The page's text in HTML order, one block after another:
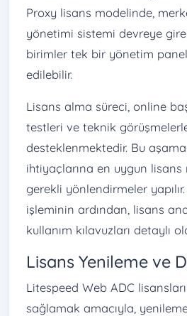
Proxy lisans modelinde,
yönetimi sistemi devreye
birimler tek bir yönetim
edilebilir.
Lisans alma süreci, online
testleri ve teknik
desteklenmektedir. Bu
ihtiyaçlarına en uygun
gerekli yönlendirmeler
işleminin ardından, lisans
kullanım kılavuzları detaylı
Lisans Yenileme ve
Litespeed Web ADC
sağlamak amacıyla,